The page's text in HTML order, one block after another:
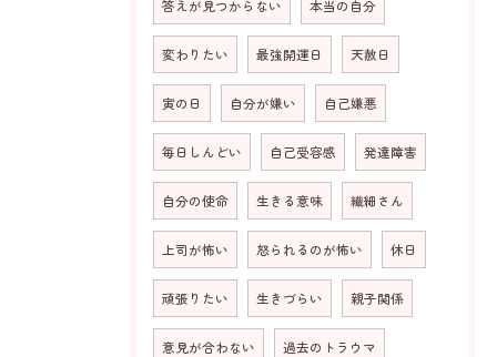
答えが見つからない 本当の自分
変わりたい 最強開運日 天赦日
寅の日 自分が嫌い 自己嫌悪
毎日しんどい 自己受容感 発達障害
自分の使命 生きる意味 繊細さん
上司が怖い 怒られるのが怖い 休日
頑張りたい 生きづらい 親子関係
意見が合わない 過去のトラウマ
お問い合わせはこちら